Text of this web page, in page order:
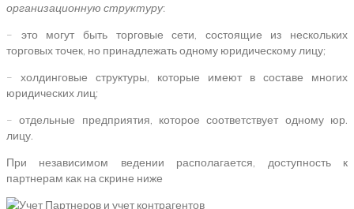
организационную структуру:
– это могут быть торговые сети, состоящие из нескольких
торговых точек, но принадлежать одному юридическому лицу;
– холдинговые структуры, которые имеют в составе многих
юридических лиц;
– отдельные предприятия, которое соответствует одному юр.
лицу.
При независимом ведении располагается, доступность к
партнерам как на скрине ниже